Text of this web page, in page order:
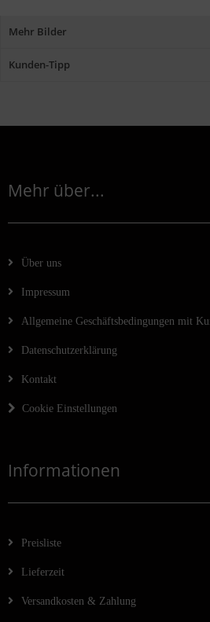
Mehr Bilder
Kunden-Tipp
Mehr über...
Über uns
Impressum
Allgemeine Geschäftsbedingungen mit
Datenschutzerklärung
Kontakt
Cookie Einstellungen
Informationen
Preisliste
Lieferzeit
Versandkosten & Zahlung